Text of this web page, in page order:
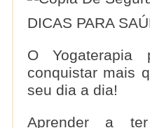
DICAS PARA
O
conquistar mais
seu dia a dia!
Aprender a